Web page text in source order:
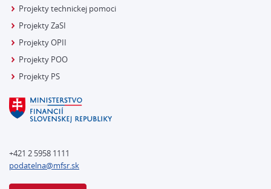
Projekty technickej pomoci
Projekty ZaSI
Projekty OPII
Projekty POO
Projekty PS
+421 2 5958 1111
podatelna@mfsr.sk